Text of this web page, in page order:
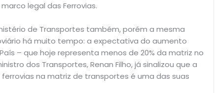
legal das Ferrovias.
de Transportes também, porém a mesma
há muito tempo: a expectativa do aumento
– que hoje representa menos de 20% da matriz no
dos Transportes, Renan Filho, já sinalizou que a
na matriz de transportes é uma das suas